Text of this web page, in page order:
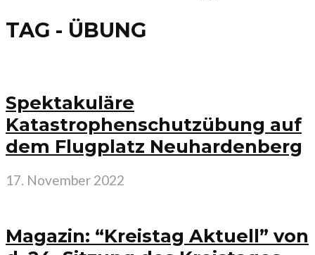
TAG - ÜBUNG
Spektakuläre
Katastrophenschutzübung auf
dem Flugplatz Neuhardenberg
17. November 2022
Magazin: “Kreistag Aktuell” von